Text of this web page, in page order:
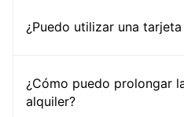
¿Puedo utilizar una
¿Cómo puedo prolongar
alquiler?